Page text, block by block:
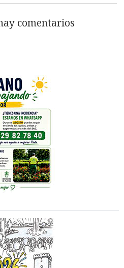
comentarios